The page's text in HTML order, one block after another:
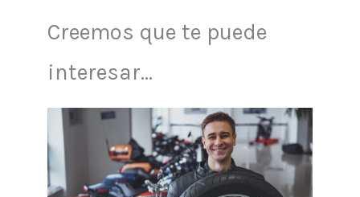
Creemos que te puede
interesar...